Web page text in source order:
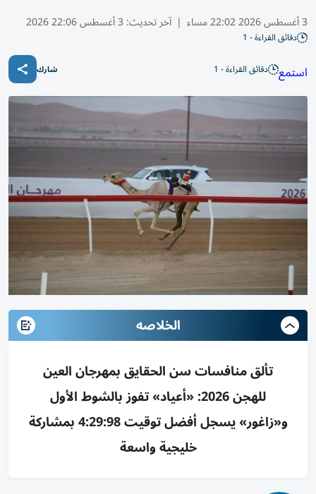
3 أغسطس 2026 22:02 مساء | آخر تحديث: 3 أغسطس 22:06 2026
دقائق القراءة - 1
استمع دقائق القراءة - 1 شارك
الخلاصه
تألق منافسات سن الحقايق بمهرجان العين
للهجن 2026: «أعياد» تفوز بالشوط الأول
و«زاغور» يسجل أفضل توقيت 4:29:98 بمشاركة
خليجية واسعة